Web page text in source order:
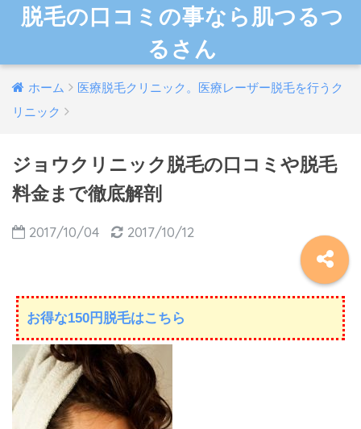
脱毛の口コミの事なら肌つるつ
るさん
ホーム
医療脱毛クリニック。医療レーザー脱毛を行うク
リニック
ジョウクリニック脱毛の口コミや脱毛
料金まで徹底解剖
2017/10/04 2017/10/12
お得な150円脱毛はこちら